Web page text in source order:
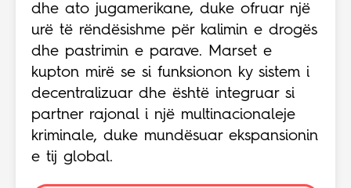
dhe ato jugamerikane, duke ofruar një
urë të rëndësishme për kalimin e drogës
dhe pastrimin e parave. Marset e
kupton mirë se si funksionon ky sistem i
decentralizuar dhe është integruar si
partner rajonal i një multinacionaleje
kriminale, duke mundësuar ekspansionin
e tij global.